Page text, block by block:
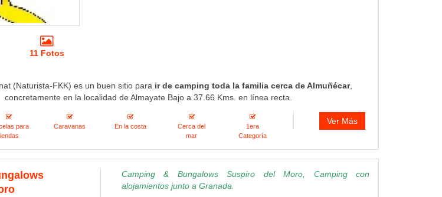
11 Fotos
(Naturista-FKK) es un buen sitio para ir de camping toda la familia cerca de Almuñécar,
concretamente en la localidad de Almayate Bajo a 37.66 Kms. en línea recta.
para
Caravanas En la costa
Cerca del
mar
1era
Categoría
Ver Más
Camping & Bungalows Suspiro del Moro, Camping con
alojamientos junto a Granada.